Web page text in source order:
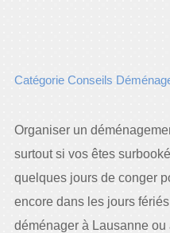
Catégorie Conseils
Organiser un
surtout si vos êtes
quelques jours de conger
encore dans les jours
déménager à Lausanne